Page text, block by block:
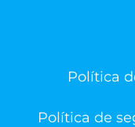
Política
Política de